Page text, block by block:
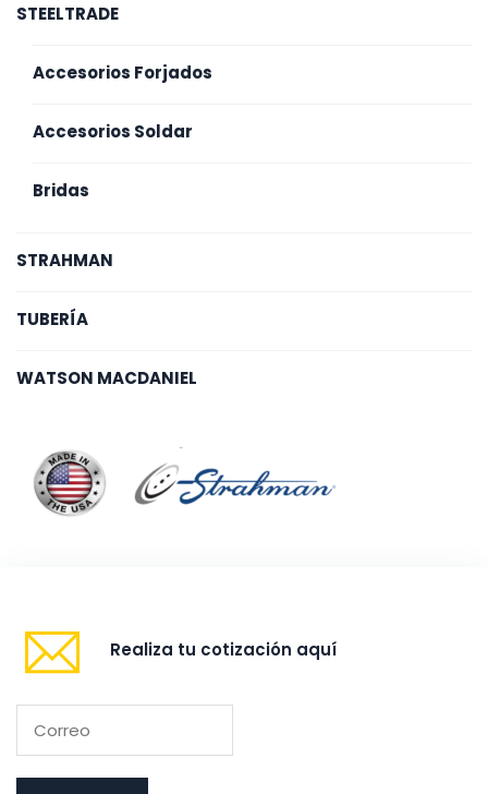
STEELTRADE
Accesorios Forjados
Accesorios Soldar
Bridas
STRAHMAN
TUBERÍA
WATSON MACDANIEL
Realiza tu cotización aquí